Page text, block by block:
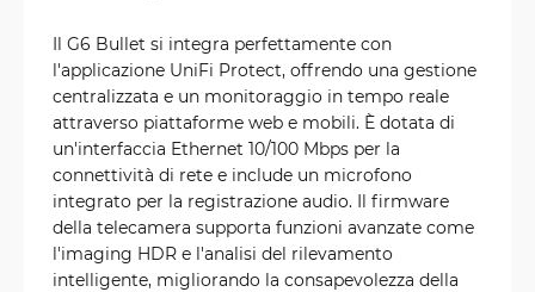
Il G6 Bullet si integra perfettamente con
l'applicazione UniFi Protect, offrendo una gestione
centralizzata e un monitoraggio in tempo reale
attraverso piattaforme web e mobili. È dotata di
un'interfaccia Ethernet 10/100 Mbps per la
connettività di rete e include un microfono
integrato per la registrazione audio. Il firmware
della telecamera supporta funzioni avanzate come
l'imaging HDR e l'analisi del rilevamento
intelligente, migliorando la consapevolezza della